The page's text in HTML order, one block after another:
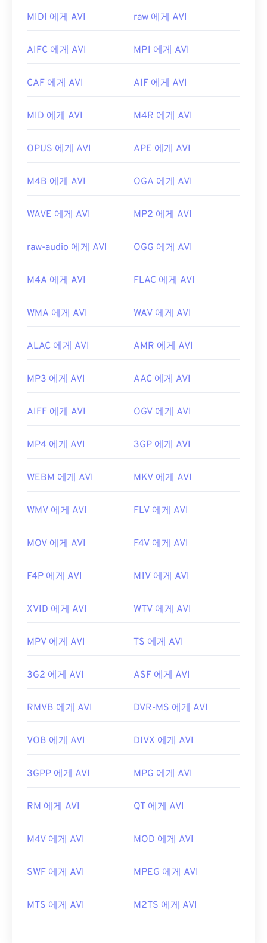
사용하는 것입니다.
플레이어도 지원합니다. AVI 파일이 열리지 않으면
개발자: Microsoft
유용한 링크:
리브
https://tools.ietf.org/html/rfc2361
MIDI 에게 AVI raw 에게 AVI
AIFC 에게 AVI MP1 에게 AVI
CAF 에게 AVI AIF 에게 AVI
MID 에게 AVI M4R 에게 AVI
OPUS 에게 AVI APE 에게 AVI
M4B 에게 AVI OGA 에게 AVI
WAVE 에게 AVI MP2 에게 AVI
raw-audio 에게 AVI OGG 에게 AVI
M4A 에게 AVI FLAC 에게 AVI
WMA 에게 AVI WAV 에게 AVI
ALAC 에게 AVI AMR 에게 AVI
MP3 에게 AVI AAC 에게 AVI
AIFF 에게 AVI OGV 에게 AVI
MP4 에게 AVI 3GP 에게 AVI
WEBM 에게 AVI MKV 에게 AVI
WMV 에게 AVI FLV 에게 AVI
MOV 에게 AVI F4V 에게 AVI
F4P 에게 AVI M1V 에게 AVI
XVID 에게 AVI WTV 에게 AVI
MPV 에게 AVI TS 에게 AVI
3G2 에게 AVI ASF 에게 AVI
RMVB 에게 AVI DVR-MS 에게 AVI
VOB 에게 AVI DIVX 에게 AVI
3GPP 에게 AVI MPG 에게 AVI
RM 에게 AVI QT 에게 AVI
M4V 에게 AVI MOD 에게 AVI
SWF 에게 AVI MPEG 에게 AVI
MTS 에게 AVI M2TS 에게 AVI